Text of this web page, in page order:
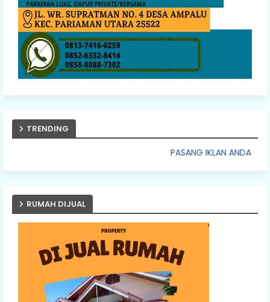
TRENDING
PASANG IKLAN ANDA DISINI
RUMAH DIJUAL